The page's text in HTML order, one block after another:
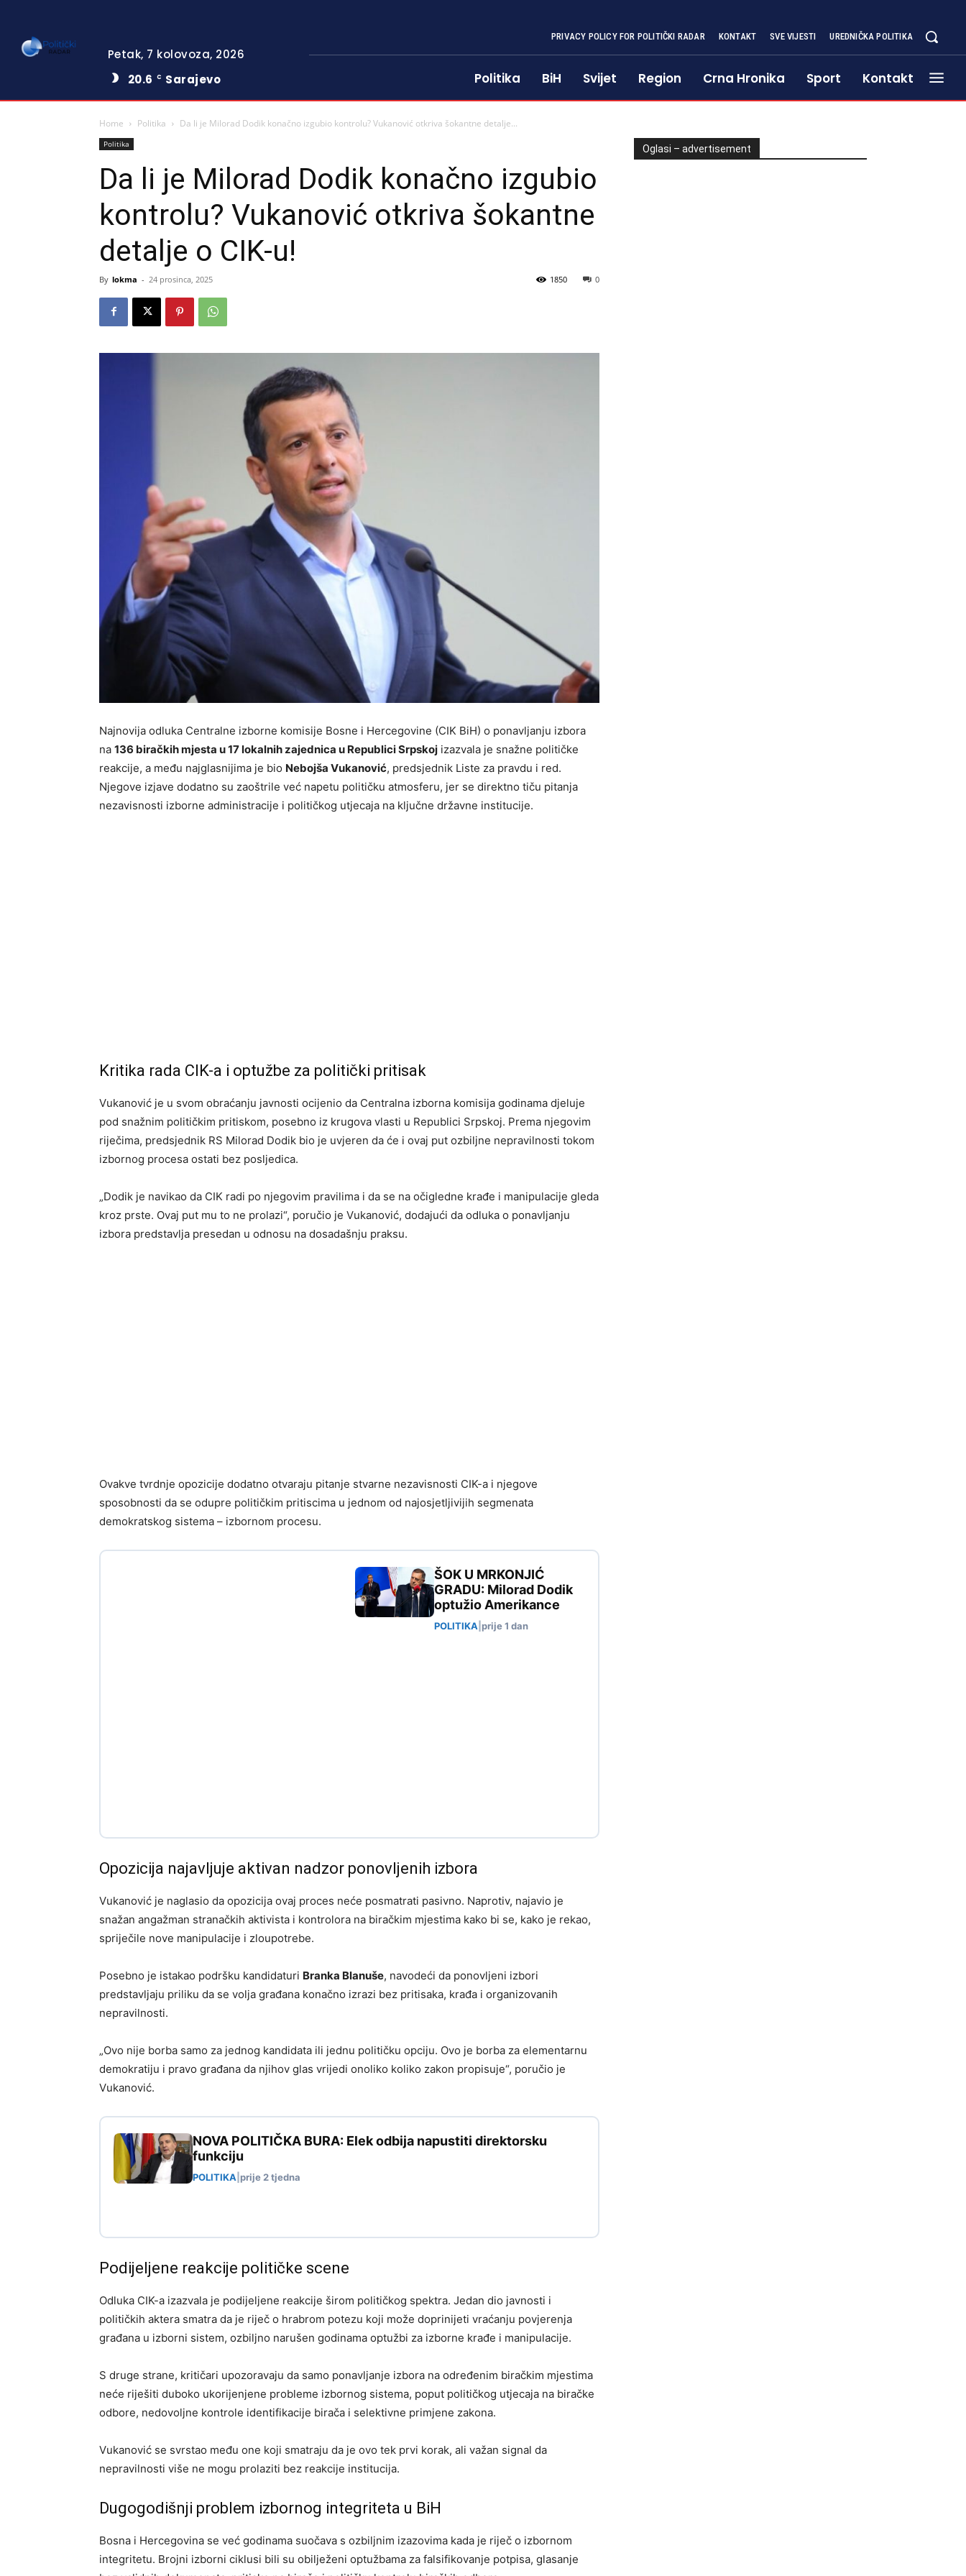
Petak, 7 kolovoza, 2026
20.6
C Sarajevo
PRIVACY POLICY FOR POLITIČKI RADAR KONTAKT SVE VIJESTI UREDNIČKA POLITIKA
Politika BiH Svijet Region Crna Hronika Sport Kontakt
Home Politika Da li je Milorad Dodik konačno izgubio kontrolu? Vukanović otkriva šokantne detalje...
Politika
Da li je Milorad Dodik konačno izgubio
kontrolu? Vukanović otkriva šokantne
detalje o CIK-u!
By lokma - 24 prosinca, 2025 0
1850
Najnovija odluka Centralne izborne komisije Bosne i Hercegovine (CIK BiH) o ponavljanju izbora
na 136 biračkih mjesta u 17 lokalnih zajednica u Republici Srpskoj izazvala je snažne političke
reakcije, a među najglasnijima je bio Nebojša Vukanović, predsjednik Liste za pravdu i red.
Njegove izjave dodatno su zaoštrile već napetu političku atmosferu, jer se direktno tiču pitanja
nezavisnosti izborne administracije i političkog utjecaja na ključne državne institucije.
Kritika rada CIK-a i optužbe za politički pritisak
Vukanović je u svom obraćanju javnosti ocijenio da Centralna izborna komisija godinama djeluje
pod snažnim političkim pritiskom, posebno iz krugova vlasti u Republici Srpskoj. Prema njegovim
riječima, predsjednik RS Milorad Dodik bio je uvjeren da će i ovaj put ozbiljne nepravilnosti tokom
izbornog procesa ostati bez posljedica.
„Dodik je navikao da CIK radi po njegovim pravilima i da se na očigledne krađe i manipulacije gleda
kroz prste. Ovaj put mu to ne prolazi“, poručio je Vukanović, dodajući da odluka o ponavljanju
izbora predstavlja presedan u odnosu na dosadašnju praksu.
Ovakve tvrdnje opozicije dodatno otvaraju pitanje stvarne nezavisnosti CIK-a i njegove
sposobnosti da se odupre političkim pritiscima u jednom od najosjetljivijih segmenata
demokratskog sistema – izbornom procesu.
ŠOK U MRKONJIĆ
GRADU: Milorad Dodik
optužio Amerikance
POLITIKA prije 1 dan
Opozicija najavljuje aktivan nadzor ponovljenih izbora
Vukanović je naglasio da opozicija ovaj proces neće posmatrati pasivno. Naprotiv, najavio je
snažan angažman stranačkih aktivista i kontrolora na biračkim mjestima kako bi se, kako je rekao,
spriječile nove manipulacije i zloupotrebe.
Posebno je istakao podršku kandidaturi Branka Blanuše, navodeći da ponovljeni izbori
predstavljaju priliku da se volja građana konačno izrazi bez pritisaka, krađa i organizovanih
nepravilnosti.
„Ovo nije borba samo za jednog kandidata ili jednu političku opciju. Ovo je borba za elementarnu
demokratiju i pravo građana da njihov glas vrijedi onoliko koliko zakon propisuje“, poručio je
Vukanović.
NOVA POLITIČKA BURA: Elek odbija napustiti direktorsku
funkciju
POLITIKA prije 2 tjedna
Podijeljene reakcije političke scene
Odluka CIK-a izazvala je podijeljene reakcije širom političkog spektra. Jedan dio javnosti i
političkih aktera smatra da je riječ o hrabrom potezu koji može doprinijeti vraćanju povjerenja
građana u izborni sistem, ozbiljno narušen godinama optužbi za izborne krađe i manipulacije.
S druge strane, kritičari upozoravaju da samo ponavljanje izbora na određenim biračkim mjestima
neće riješiti duboko ukorijenjene probleme izbornog sistema, poput političkog utjecaja na biračke
odbore, nedovoljne kontrole identifikacije birača i selektivne primjene zakona.
Vukanović se svrstao među one koji smatraju da je ovo tek prvi korak, ali važan signal da
nepravilnosti više ne mogu prolaziti bez reakcije institucija.
Dugogodišnji problem izbornog integriteta u BiH
Bosna i Hercegovina se već godinama suočava s ozbiljnim izazovima kada je riječ o izbornom
integritetu. Brojni izborni ciklusi bili su obilježeni optužbama za falsifikovanje potpisa, glasanje
Oglasi – advertisement